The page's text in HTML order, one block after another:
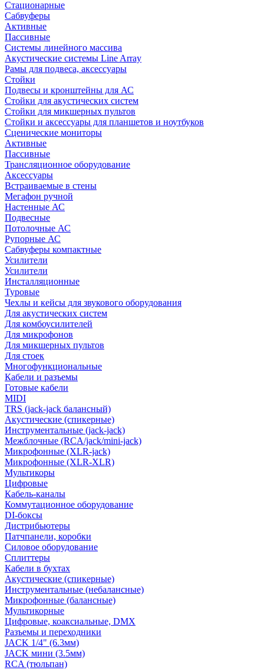
Стационарные
Сабвуферы
Активные
Пассивные
Системы линейного массива
Акустические системы Line Array
Рамы для подвеса, аксессуары
Стойки
Подвесы и кронштейны для АС
Стойки для акустических систем
Стойки для микшерных пультов
Стойки и аксессуары для планшетов и ноутбуков
Сценические мониторы
Активные
Пассивные
Трансляционное оборудование
Аксессуары
Встраиваемые в стены
Мегафон ручной
Настенные АС
Подвесные
Потолочные АС
Рупорные АС
Сабвуферы компактные
Усилители
Усилители
Инсталляционные
Туровые
Чехлы и кейсы для звукового оборудования
Для акустических систем
Для комбоусилителей
Для микрофонов
Для микшерных пультов
Для стоек
Многофункциональные
Кабели и разъемы
Готовые кабели
MIDI
TRS (jack-jack балансный)
Акустические (спикерные)
Инструментальные (jack-jack)
Межблочные (RCA/jack/mini-jack)
Микрофонные (XLR-jack)
Микрофонные (XLR-XLR)
Мультикоры
Цифровые
Кабель-каналы
Коммутационное оборудование
DI-боксы
Дистрибьютеры
Патчпанели, коробки
Силовое оборудование
Сплиттеры
Кабели в бухтах
Акустические (спикерные)
Инструментальные (небалансные)
Микрофонные (балансные)
Мультикорные
Цифровые, коаксиальные, DMX
Разъемы и переходники
JACK 1/4" (6.3мм)
JACK мини (3.5мм)
RCA (тюльпан)